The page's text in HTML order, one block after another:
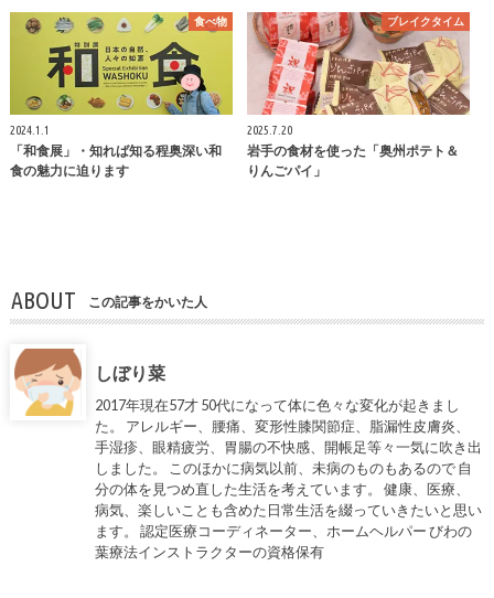
食べ物
2024.1.1
「和食展」・知れば知る程奥深い和
食の魅力に迫ります
ブレイクタイム
2025.7.20
岩手の食材を使った「奥州ポテト＆
りんごパイ」
ABOUT この記事をかいた人
しぼり菜
2017年現在57才 50代になって体に色々な変化が起きまし
た。 アレルギー、腰痛、変形性膝関節症、脂漏性皮膚炎、
手湿疹、眼精疲労、胃腸の不快感、開帳足等々一気に吹き出
しました。 このほかに病気以前、未病のものもあるので 自
分の体を見つめ直した生活を考えています。 健康、医療、
病気、楽しいことも含めた日常生活を綴っていきたいと思い
ます。 認定医療コーディネーター、ホームヘルパー びわの
葉療法インストラクターの資格保有